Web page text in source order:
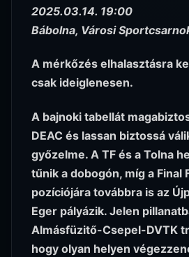
2025.03.14. 19:00
Bábolna, Városi
A mérkőzés elhalasztásra
csak ideiglenesen.
A bajnoki tabellát
DEAC és lassan biztossá
győzelme. A TF és a Tolna
tűnik a dobogón, míg a Final
pozíciójára továbbra is az
Eger pályázik. Jelen
Almásfüzitő-Csepel-DVTK
hogy olyan helyen